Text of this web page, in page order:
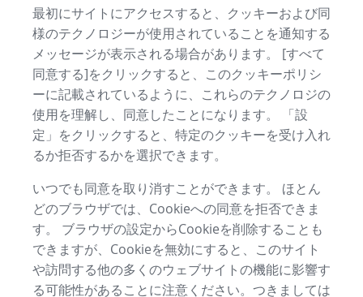
最初にサイトにアクセスすると、クッキーおよび同
様のテクノロジーが使用されていることを通知する
メッセージが表示される場合があります。 [すべて
同意する]をクリックすると、このクッキーポリシ
ーに記載されているように、これらのテクノロジの
使用を理解し、同意したことになります。 「設
定」をクリックすると、特定のクッキーを受け入れ
るか拒否するかを選択できます。
いつでも同意を取り消すことができます。 ほとん
どのブラウザでは、Cookieへの同意を拒否できま
す。 ブラウザの設定からCookieを削除することも
できますが、Cookieを無効にすると、このサイト
や訪問する他の多くのウェブサイトの機能に影響す
る可能性があることに注意ください。つきましては